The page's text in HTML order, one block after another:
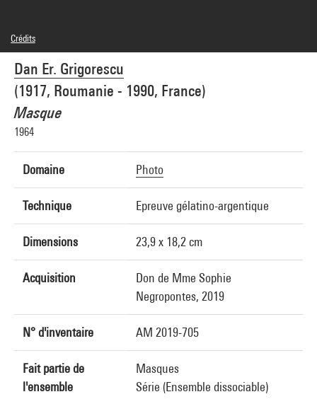
Dan Er. Grigorescu
(1917, Roumanie - 1990, France)
Masque
1964
Domaine Photo
Technique Epreuve gélatino-argentique
Dimensions 23,9 x 18,2 cm
Acquisition
Don de Mme Sophie
Negropontes, 2019
N° d'inventaire AM 2019-705
Fait partie de
l'ensemble
Masques
Série (Ensemble dissociable)
Crédits
© Dan Er. Grigorescu
Crédit photographique : Centre Pompidou, MNAM-CCI/Audrey Laurans/Dist.
GrandPalaisRmn
Réf. image : 4Y02309